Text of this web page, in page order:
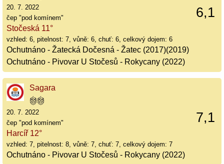
6,1
20. 7. 2022
čep "pod komínem"
Stočeská 11°
vzhled: 6, pitelnost: 7, vůně: 6, chuť: 6, celkový dojem: 6
Ochutnáno - Žatecká Dočesná - Žatec (2017)(2019)
Ochutnáno - Pivovar U Stočesů - Rokycany (2022)
Sagara
7,1
20. 7. 2022
čep "pod komínem"
Harcíř 12°
vzhled: 7, pitelnost: 8, vůně: 7, chuť: 7, celkový dojem: 7
Ochutnáno - Pivovar U Stočesů - Rokycany (2022)